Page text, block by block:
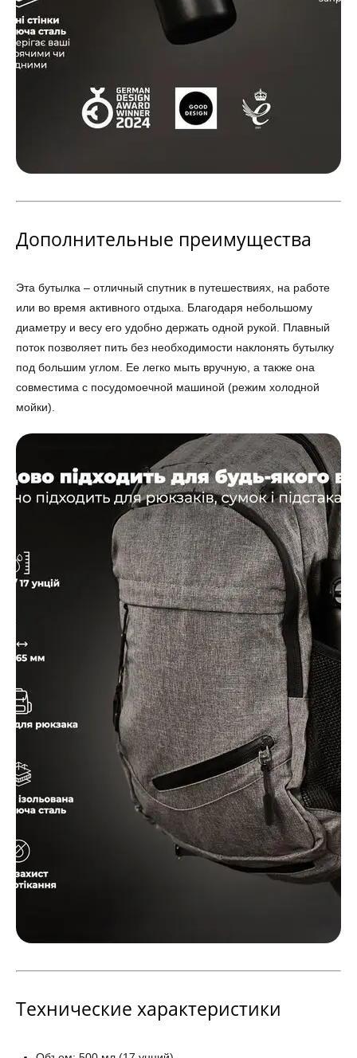
Дополнительные преимущества
Эта бутылка – отличный спутник в путешествиях, на работе
или во время активного отдыха. Благодаря небольшому
диаметру и весу его удобно держать одной рукой. Плавный
поток позволяет пить без необходимости наклонять бутылку
под большим углом. Ее легко мыть вручную, а также она
совместима с посудомоечной машиной (режим холодной
мойки).
Технические характеристики